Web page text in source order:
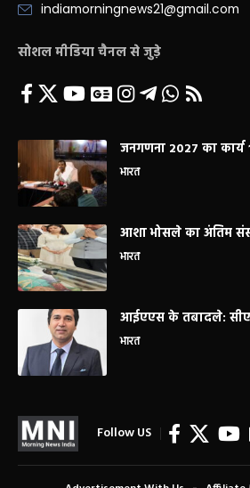
indiamorningnews21@gmail.com
सोशल मीडिया चैनल से जुड़े
जनगणना 2027 का
भारत
आशा भोसले का अंतिम
भारत
आईएएस के तबादले:
भारत
Follow US